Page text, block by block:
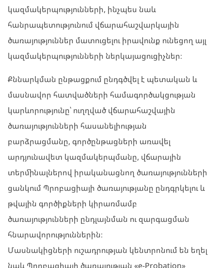
կազմակերպությունների, ինչպես նաև
հանրապետությունում վճարահաշվարկային
ծառայություններ մատուցելու իրավունք ունեցող այլ
կազմակերպությունների ներկայացուցիչներ։
Քննարկման ընթացքում ընդգծվել է պետական և
մասնավոր հատվածների համագործակցության
կարևորությունը՝ ուղղված վճարահաշվային
ծառայությունների հասանելիության
բարձրացմանը, գործընթացների առավել
արդյունավետ կազմակերպմանը, վճարային
տերմինալներով իրականացնող ծառայությունների
ցանկում Պրոբացիայի ծառայությանը ընդգրկելու և
թվային գործիքների կիրառմամբ
ծառայությունների ընդլայնման ու զարգացման
հնարավորություններին։
Մասնակիցների ուշադրության կենտրոնում են եղել
նաև Պրոբացիայի ծառայության «e-Probation»